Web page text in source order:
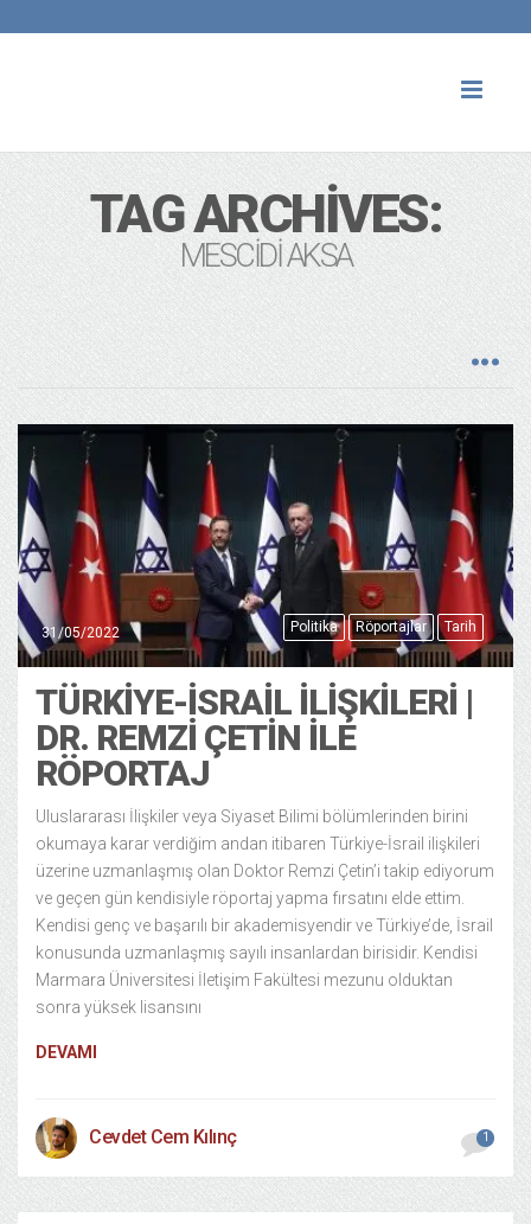
TAG ARCHIVES:
MESCIDI AKSA
Politika Röportajlar Tarih
31/05/2022
TÜRKIYE-İSRAIL İLIŞKILERI |
DR. REMZI ÇETIN ILE
RÖPORTAJ
Uluslararası İlişkiler veya Siyaset Bilimi bölümlerinden birini
okumaya karar verdiğim andan itibaren Türkiye-İsrail ilişkileri
üzerine uzmanlaşmış olan Doktor Remzi Çetin’i takip ediyorum
ve geçen gün kendisiyle röportaj yapma fırsatını elde ettim.
Kendisi genç ve başarılı bir akademisyendir ve Türkiye’de, İsrail
konusunda uzmanlaşmış sayılı insanlardan birisidir. Kendisi
Marmara Üniversitesi İletişim Fakültesi mezunu olduktan
sonra yüksek lisansını
DEVAMI
Cevdet Cem Kılınç 1